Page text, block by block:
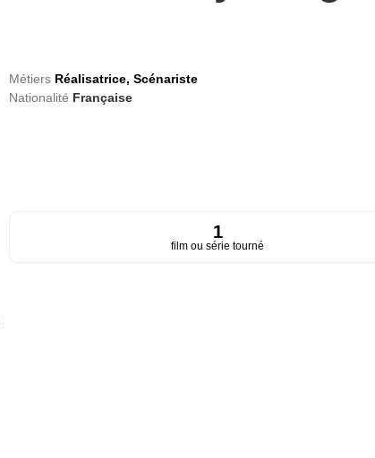
Métiers Réalisatrice, Scénariste
Nationalité Française
1
film ou série tourné